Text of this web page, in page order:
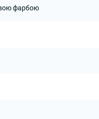
фарбою